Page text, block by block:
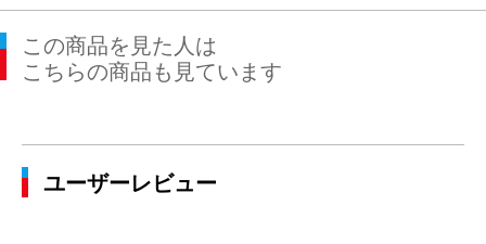
この商品を見た人は
こちらの商品も見ています
ユーザーレビュー